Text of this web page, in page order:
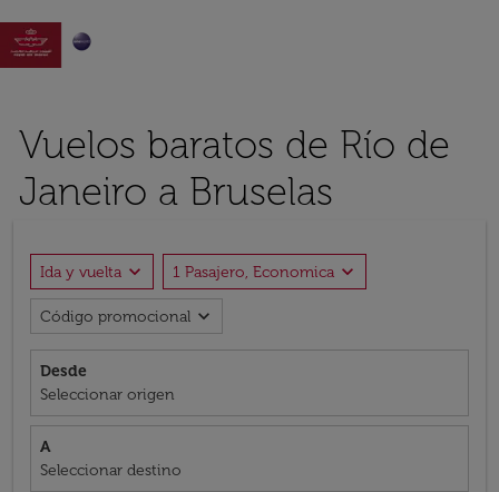

Vuelos baratos de Río de
Janeiro a Bruselas
Ida y vuelta expand_more 1 Pasajero, Economica expand_more
Código promocional expand_more
Desde
Seleccionar origen
A
Seleccionar destino